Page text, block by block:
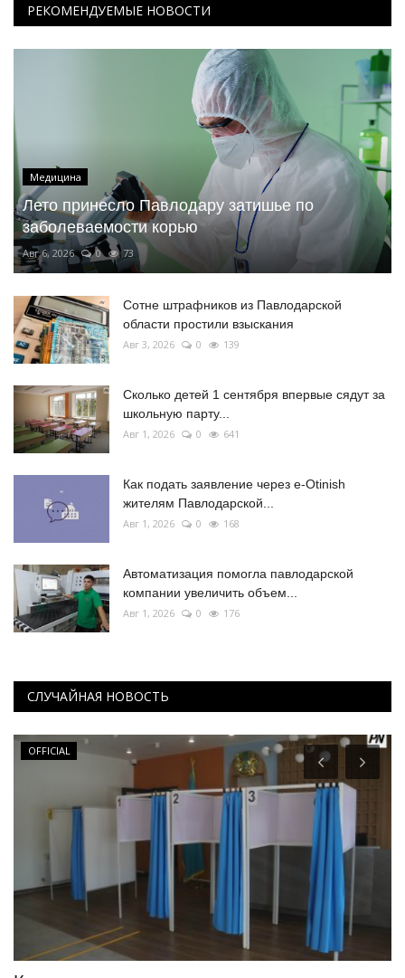
РЕКОМЕНДУЕМЫЕ НОВОСТИ
Медицина
Лето принесло Павлодару затишье по
заболеваемости корью
Авг 6, 2026 0 73
Сотне штрафников из Павлодарской
области простили взыскания
Авг 3, 2026 0 139
Сколько детей 1 сентября впервые сядут за
школьную парту...
Авг 1, 2026 0 641
Как подать заявление через e-Otinish
жителям Павлодарской...
Авг 1, 2026 0 168
Автоматизация помогла павлодарской
компании увеличить объем...
Авг 1, 2026 0 176
СЛУЧАЙНАЯ НОВОСТЬ
OFFICIAL